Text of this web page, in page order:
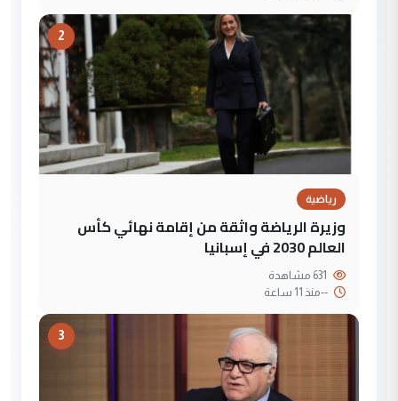
2
رياضية
وزيرة الرياضة واثقة من إقامة نهائي كأس
العالم 2030 في إسبانيا
--منذ 11 ساعة
3